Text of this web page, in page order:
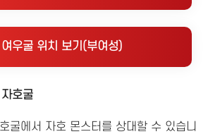
여우굴 위치 보기(부여성)
호굴
굴에서 자호 몬스터를 상대할 수 있습니